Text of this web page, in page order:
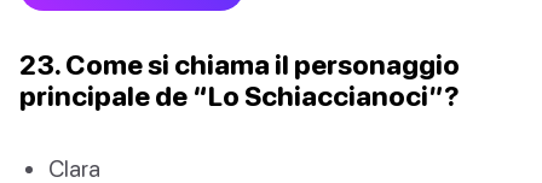
23. Come si chiama il personaggio
principale de “Lo Schiaccianoci”?
Clara